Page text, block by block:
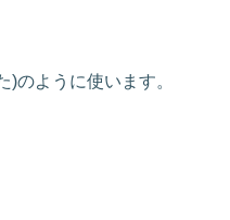
)のように使います。